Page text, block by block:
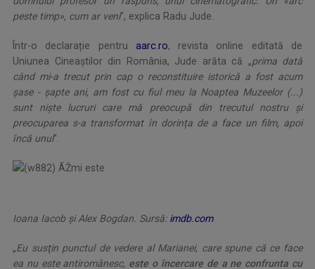
peste timp», cum ar veni”, explica Radu Jude.
Într-o declarație pentru aarc.ro, revista online editată de
Uniunea Cineaștilor din România, Jude arăta că „prima dată
când mi-a trecut prin cap o reconstituire istorică a fost acum
șase - șapte ani, am fost cu fiul meu la Noaptea Muzeelor (...)
sunt niște lucruri care mă preocupă din trecutul nostru și
preocuparea s-a transformat în dorința de a face un film, apoi
încă unul”.
Ioana Iacob și Alex Bogdan. Sursă: imdb.com
„Eu susţin punctul de vedere al Marianei, care spune că ce face
ea nu este antiromânesc, este o încercare de a ne confrunta cu